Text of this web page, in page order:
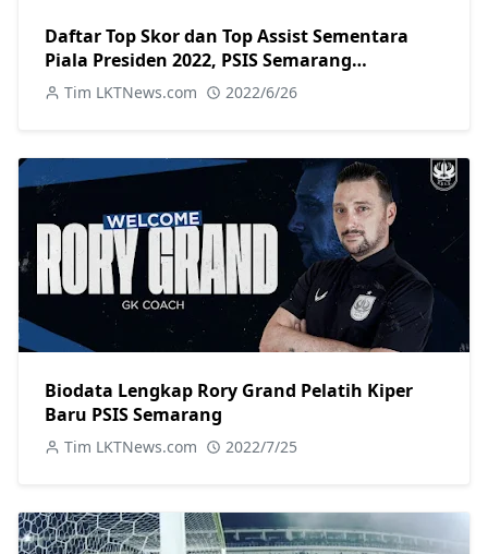
Daftar Top Skor dan Top Assist Sementara
Piala Presiden 2022, PSIS Semarang
Mendominasi
Tim LKTNews.com 2022/6/26
Biodata Lengkap Rory Grand Pelatih Kiper
Baru PSIS Semarang
Tim LKTNews.com 2022/7/25